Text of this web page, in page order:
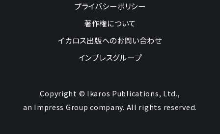
プライバシーポリシー
著作権について
イカロス出版へのお問い合わせ
インプレスグループ
Copyright © Ikaros Publications, Ltd.,
an Impress Group company. All rights reserved.